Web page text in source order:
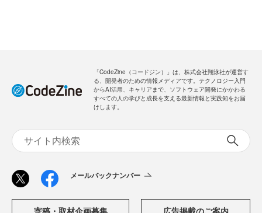
「CodeZine（コードジン）」は、株式会社翔泳社が運営す
る、開発者のための情報メディアです。テクノロジー入門
からAI活用、キャリアまで、ソフトウェア開発にかかわる
すべての人の学びと成長を支える最新情報と実践知をお届
けします。
メールバックナンバー
寄稿・取材企画募集 広告掲載のご案内